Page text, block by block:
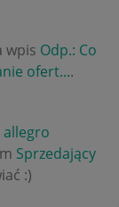
wpis Odp.: Co
ofert....
allegro
Sprzedający
:)